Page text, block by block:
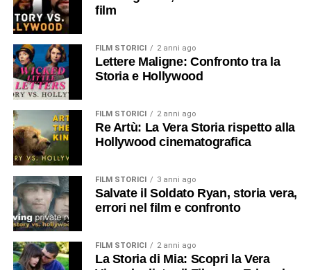
film
FILM STORICI 2 anni ago
Lettere Maligne: Confronto tra la
Storia e Hollywood
FILM STORICI 2 anni ago
Re Artù: La Vera Storia rispetto alla
Hollywood cinematografica
FILM STORICI 3 anni ago
Salvate il Soldato Ryan, storia vera,
errori nel film e confronto
FILM STORICI 2 anni ago
La Storia di Mia: Scopri la Vera